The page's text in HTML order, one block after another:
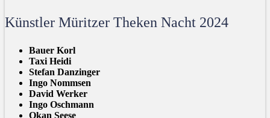
Künstler Müritzer Theken Nacht 2024
Bauer Korl
Taxi Heidi
Stefan Danzinger
Ingo Nommsen
David Werker
Ingo Oschmann
Okan Seese